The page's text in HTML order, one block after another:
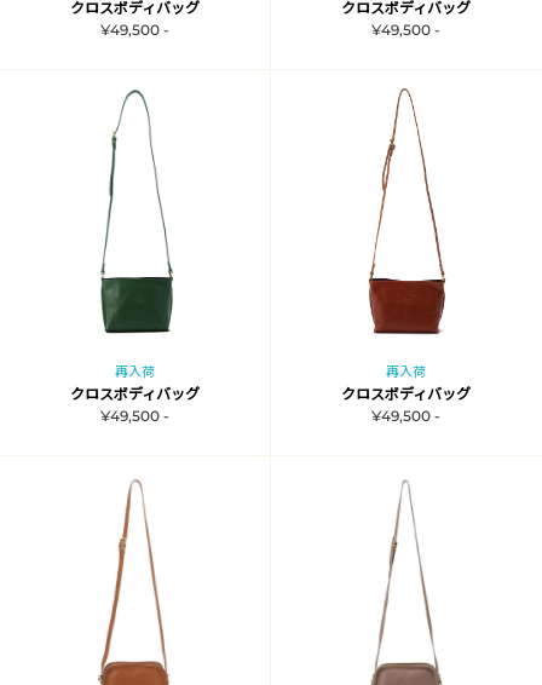
クロスボディバッグ
¥49,500 -
クロスボディバッグ
¥49,500 -
再入荷
クロスボディバッグ
¥49,500 -
再入荷
クロスボディバッグ
¥49,500 -